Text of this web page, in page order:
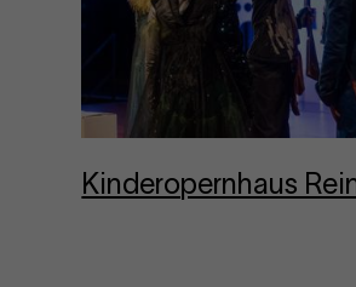
Kin­dero­per­nhaus